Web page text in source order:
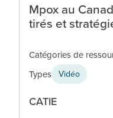
Mpox au
tirés et
Catégories de
Types Vidéo
CATIE